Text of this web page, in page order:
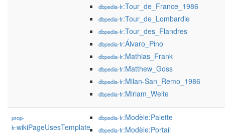
dbpedia-fr:Tour_de_France_1986
dbpedia-fr:Tour_de_Lombardie
dbpedia-fr:Tour_des_Flandres
dbpedia-fr:Álvaro_Pino
dbpedia-fr:Mathias_Frank
dbpedia-fr:Matthew_Goss
dbpedia-fr:Milan-San_Remo_1986
dbpedia-fr:Miriam_Welte
prop-
fr:wikiPageUsesTemplate
dbpedia-fr:Modèle:Palette
dbpedia-fr:Modèle:Portail